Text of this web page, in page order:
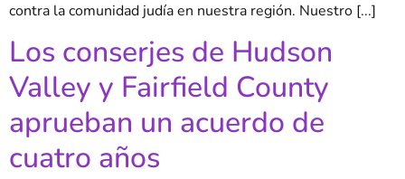
contra la comunidad judía en nuestra región. Nuestro [...]
Los conserjes de Hudson
Valley y Fairfield County
aprueban un acuerdo de
cuatro años